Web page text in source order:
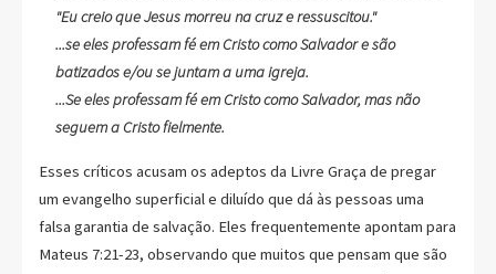
"Eu creio que Jesus morreu na cruz e ressuscitou."
...se eles professam fé em Cristo como Salvador e são
batizados e/ou se juntam a uma igreja.
...Se eles professam fé em Cristo como Salvador, mas não
seguem a Cristo fielmente.
Esses críticos acusam os adeptos da Livre Graça de pregar
um evangelho superficial e diluído que dá às pessoas uma
falsa garantia de salvação. Eles frequentemente apontam para
Mateus 7:21-23, observando que muitos que pensam que são